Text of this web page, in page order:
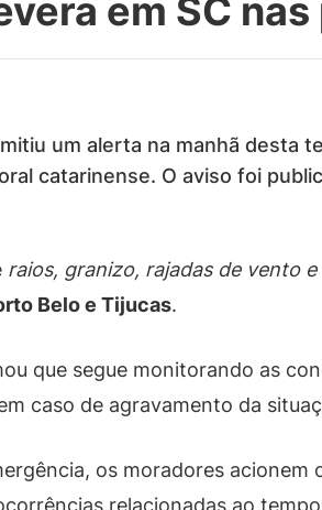
em SC nas
um alerta na manhã desta
catarinense. O aviso foi
raios, granizo, rajadas de vento
Belo e Tijucas.
que segue monitorando as
caso de agravamento da
os moradores acionem
relacionadas ao